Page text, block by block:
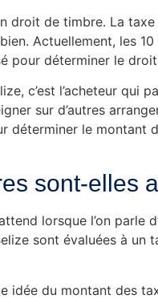
droit de timbre. La
Actuellement, les
pour déterminer le
c’est l’acheteur qui
sur d’autres
déterminer le montant
sont-elles
lorsque l’on parle
sont évaluées à un
idée du montant des